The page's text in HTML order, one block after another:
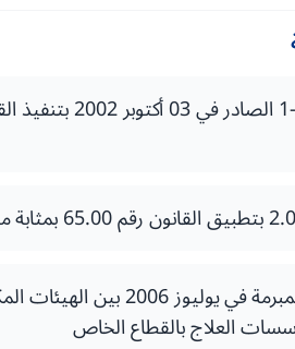
الاتفاقية الوطنية
العلاج بالقطاع الخاص